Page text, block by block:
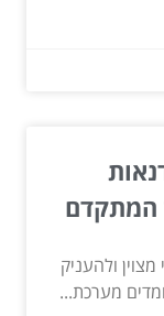
המתקדם
ולהעניק
מערכת...